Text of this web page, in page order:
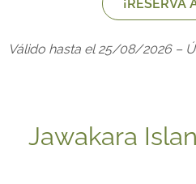
¡RESERVA
Válido hasta el 25/08/2026 –
Jawakara